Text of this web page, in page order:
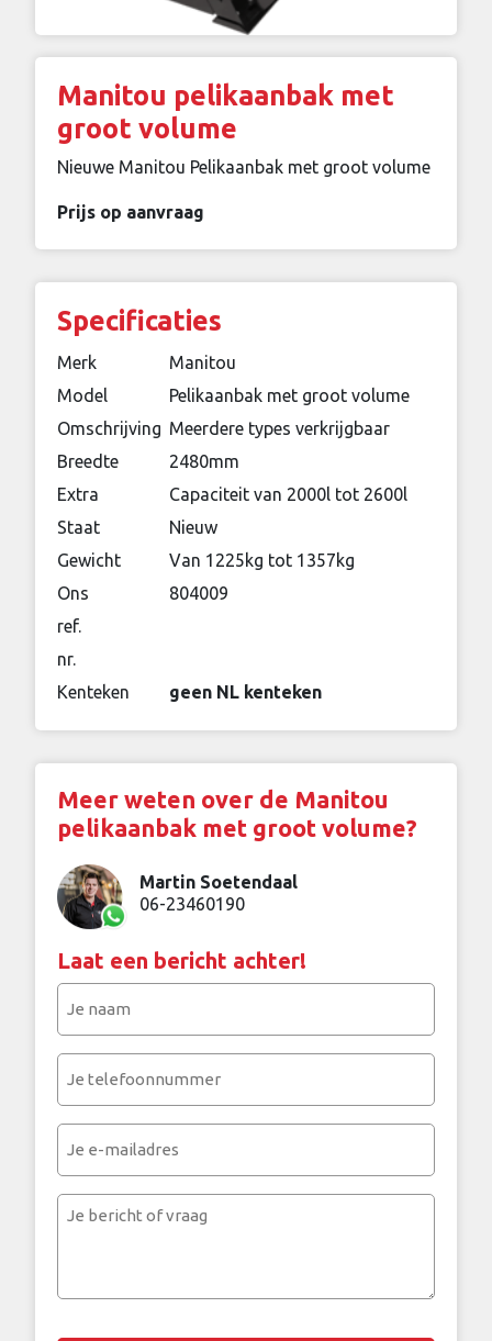
Manitou pelikaanbak met
groot volume
Nieuwe Manitou Pelikaanbak met groot volume
Prijs op aanvraag
Specificaties
Merk
Manitou
Model
Pelikaanbak met groot volume
Omschrijving Meerdere types verkrijgbaar
Breedte
2480mm
Extra
Capaciteit van 2000l tot 2600l
Staat
Nieuw
Gewicht
Van 1225kg tot 1357kg
Ons
ref.
nr.
804009
Kenteken geen NL kenteken
Meer weten over de Manitou
pelikaanbak met groot volume?
Martin Soetendaal
06-23460190
Laat een bericht achter!
(Vereist)
(Vereist)
mailadres
Je